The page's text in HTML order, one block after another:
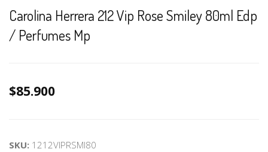
Carolina Herrera 212 Vip Rose Smiley 80ml Edp
/ Perfumes Mp
$85.900
SKU: 1212VIPRSMI80